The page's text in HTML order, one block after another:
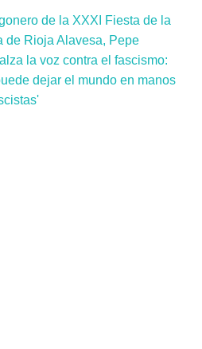
de la XXXI Fiesta de la
de Rioja Alavesa, Pepe
la voz contra el fascismo:
dejar el mundo en manos